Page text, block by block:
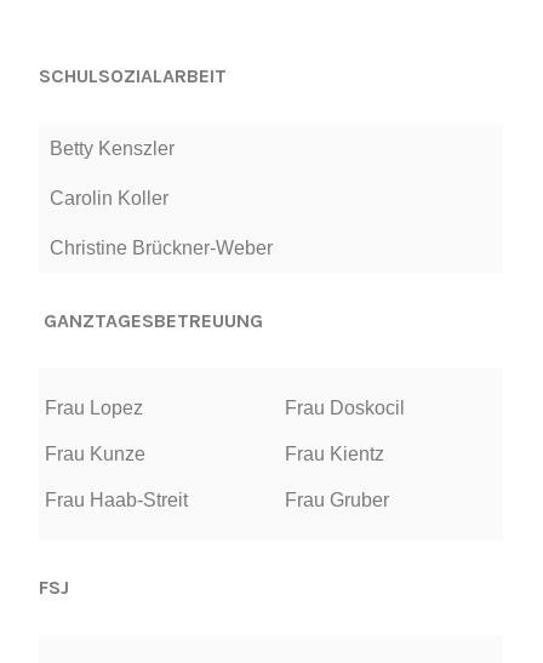
SCHULSOZIALARBEIT
Betty Kenszler
Carolin Koller
Christine Brückner-Weber
GANZTAGESBETREUUNG
Frau Lopez
Frau Kunze
Frau Haab-Streit
Frau Doskocil
Frau Kientz
Frau Gruber
FSJ